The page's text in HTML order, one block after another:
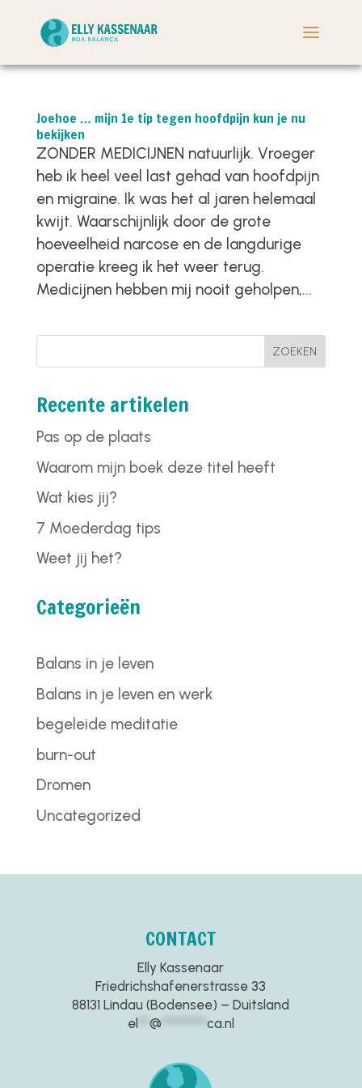
Joehoe … mijn 1e tip tegen hoofdpijn kun je nu
bekijken
ZONDER MEDICIJNEN natuurlijk. Vroeger
heb ik heel veel last gehad van hoofdpijn
en migraine. Ik was het al jaren helemaal
kwijt. Waarschijnlijk door de grote
hoeveelheid narcose en de langdurige
operatie kreeg ik het weer terug.
Medicijnen hebben mij nooit geholpen,...
ZOEKEN
Recente artikelen
Pas op de plaats
Waarom mijn boek deze titel heeft
Wat kies jij?
7 Moederdag tips
Weet jij het?
Categorieën
Balans in je leven
Balans in je leven en werk
begeleide meditatie
burn-out
Dromen
Uncategorized
CONTACT
Elly Kassenaar
Friedrichshafenerstrasse 33
88131 Lindau (Bodensee) – Duitsland
el
@ ca.nl